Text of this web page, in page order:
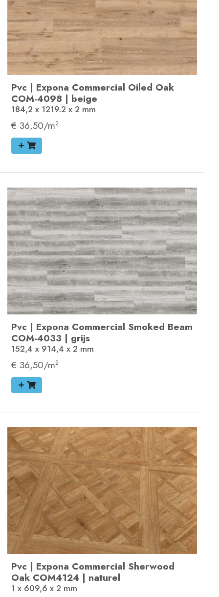
Pvc | Expona Commercial Oiled Oak
COM-4098 | beige
184,2 x 1219.2 x 2 mm
€ 36,50/m2
Pvc | Expona Commercial Smoked Beam
COM-4033 | grijs
152,4 x 914,4 x 2 mm
€ 36,50/m2
Pvc | Expona Commercial Sherwood
Oak COM4124 | naturel
1 x 609,6 x 2 mm